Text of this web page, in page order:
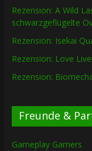
Rezension: A Wild
schwarzgeflügelte
Rezension: Isekai
Rezension: Love
Rezension:
Freunde &
Gameplay Gamers